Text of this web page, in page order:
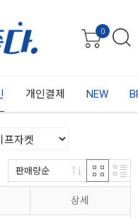
0
개인결제 NEW
상세
판매량순